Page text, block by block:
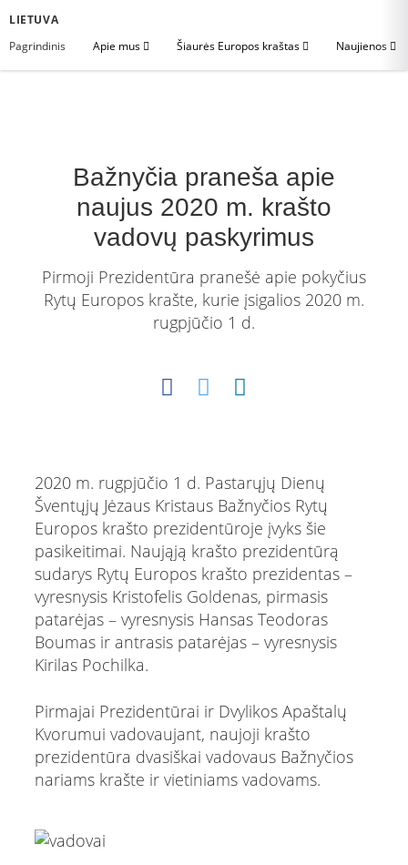
LIETUVA
Pagrindinis
Apie mus Šiaurės Europos kraštas Naujienos
Bažnyčia praneša apie
naujus 2020 m. krašto
vadovų paskyrimus
Pirmoji Prezidentūra pranešė apie pokyčius
Rytų Europos krašte, kurie įsigalios 2020 m.
rugpjūčio 1 d.
2020 m. rugpjūčio 1 d. Pastarųjų Dienų
Šventųjų Jėzaus Kristaus Bažnyčios Rytų
Europos krašto prezidentūroje įvyks šie
pasikeitimai. Naująją krašto prezidentūrą
sudarys Rytų Europos krašto prezidentas –
vyresnysis Kristofelis Goldenas, pirmasis
patarėjas – vyresnysis Hansas Teodoras
Boumas ir antrasis patarėjas – vyresnysis
Kirilas Pochilka.
Pirmajai Prezidentūrai ir Dvylikos Apaštalų
Kvorumui vadovaujant, naujoji krašto
prezidentūra dvasiškai vadovaus Bažnyčios
nariams krašte ir vietiniams vadovams.